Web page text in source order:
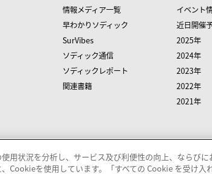
情報メディア一覧
早わかりソディック
SurVibes
ソディック通信
ソディックレポート
関連書籍
イベント
近日開催
2025年
2024年
2023年
2022年
2021年
プライバシーポリシー この
用状況を分析し、サービス及び利便性の向上、ならび
Cookieを使用しています。「すべての Cookie を受け入